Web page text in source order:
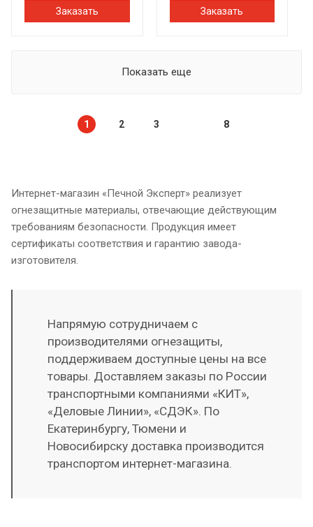
Заказать Заказать
Показать еще
1 2 3 8
Интернет-магазин «Печной Эксперт» реализует
огнезащитные материалы, отвечающие действующим
требованиям безопасности. Продукция имеет
сертификаты соответствия и гарантию завода-
изготовителя.
Напрямую сотрудничаем с
производителями огнезащиты,
поддерживаем доступные цены на все
товары. Доставляем заказы по России
транспортными компаниями «КИТ»,
«Деловые Линии», «СДЭК». По
Екатеринбургу, Тюмени и
Новосибирску доставка производится
транспортом интернет-магазина.